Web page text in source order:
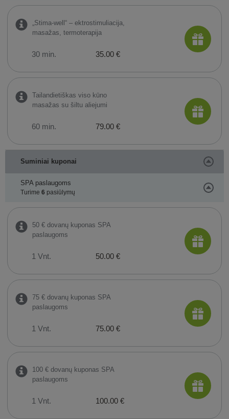
„Stima-well“ – ektrostimuliacija,
masažas, termoterapija
30 min. 35.00 €
Tailandietiškas viso kūno
masažas su šiltu aliejumi
60 min. 79.00 €
Suminiai kuponai
SPA paslaugoms
Turime 6 pasiūlymų
50 € dovanų kuponas SPA
paslaugoms
1 Vnt. 50.00 €
75 € dovanų kuponas SPA
paslaugoms
1 Vnt. 75.00 €
100 € dovanų kuponas SPA
paslaugoms
1 Vnt. 100.00 €